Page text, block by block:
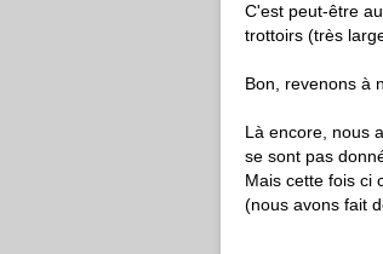
C'est peut-être
trottoirs (très
Bon, revenons à
Là encore, nous
se sont pas
Mais cette fois ci
(nous avons fait